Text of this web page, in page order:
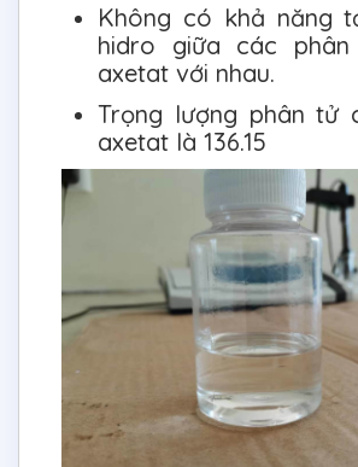
Không có khả năng
hidro giữa các phân
axetat với nhau.
Trọng lượng phân tử
axetat là 136.15